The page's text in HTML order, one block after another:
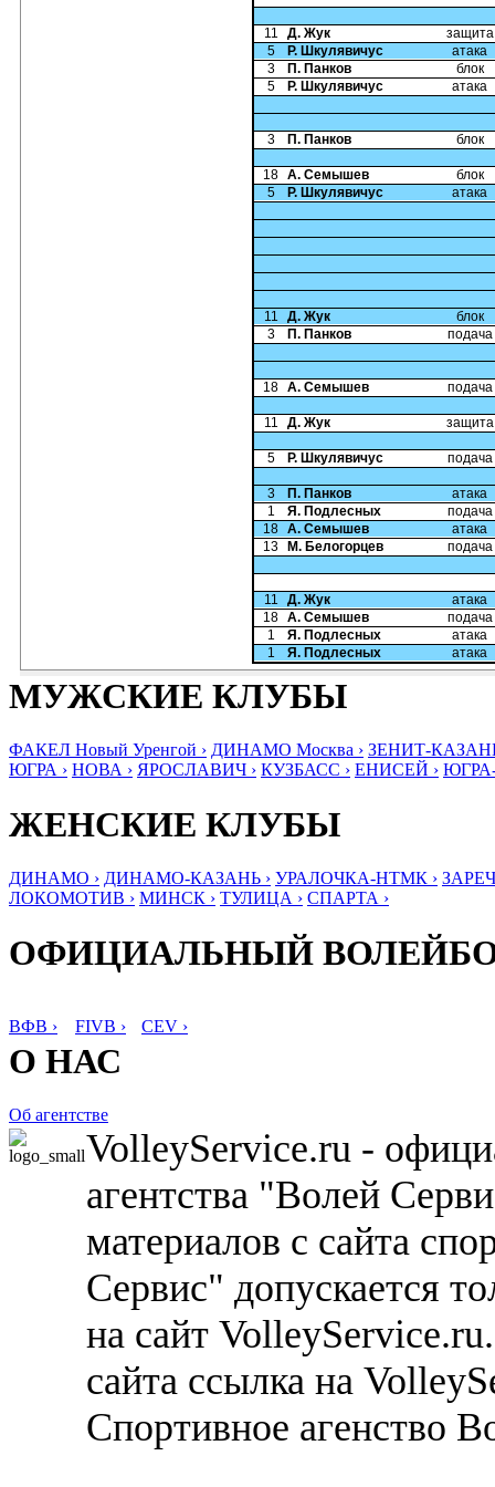
11 Д. Жук
защита
5
Р. Шкулявичус
атака
3
П. Панков
блок
5
Р. Шкулявичус атака
3 П. Панков блок
18 А. Семышев
блок
5
Р. Шкулявичус атака
11 Д. Жук
блок
3
П. Панков подача
18 А. Семышев подача
11 Д. Жук защита
5 Р. Шкулявичус подача
3 П. Панков
атака
1
Я. Подлесных
подача
18 А. Семышев
атака
13
М. Белогорцев подача
11 Д. Жук
атака
18 А. Семышев
подача
1
Я. Подлесных
атака
1
Я. Подлесных атака
МУЖСКИЕ КЛУБЫ
ФАКЕЛ Новый Уренгой › ДИНАМО Москва › ЗЕНИТ-
ЮГРА › НОВА › ЯРОСЛАВИЧ › КУЗБАСС › ЕНИСЕЙ ›
ЖЕНСКИЕ КЛУБЫ
ДИНАМО › ДИНАМО-КАЗАНЬ › УРАЛОЧКА-НТМК ›
ЛОКОМОТИВ › МИНСК › ТУЛИЦА › СПАРТА ›
ОФИЦИАЛЬНЫЙ
ВФВ › FIVB › CEV ›
О НАС
Об агентстве
VolleyService.ru -
агентства "Волей
материалов с сайта
Сервис" допускается
на сайт
сайта ссылка на
Спортивное агенство